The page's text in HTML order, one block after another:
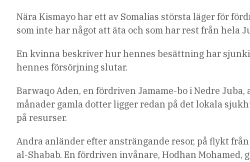
Nära Kismayo har ett av Somalias största läger för
som inte har något att äta och som har rest från hela
En kvinna beskriver hur hennes besättning har
hennes försörjning slutar.
Barwaqo Aden, en fördriven Jamame-bo i Nedre
månader gamla dotter ligger redan på det lokala
på resurser.
Andra anländer efter ansträngande resor, på flykt
al-Shabab. En fördriven invånare, Hodhan Mohamed,